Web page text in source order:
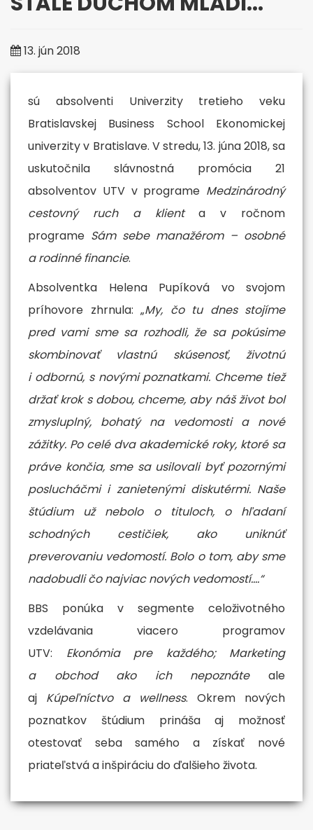
13. jún 2018
sú absolventi Univerzity tretieho veku
Bratislavskej Business School Ekonomickej
univerzity v Bratislave. V stredu, 13. júna 2018, sa
uskutočnila slávnostná promócia 21
absolventov UTV v programe Medzinárodný
cestovný ruch a klienta v ročnom
programe Sám sebe manažérom – osobné
a rodinné financie.
Absolventka Helena Pupíková vo svojom
príhovore zhrnula: „My, čo tu dnes stojíme
pred vami sme sa rozhodli, že sa pokúsime
skombinovať vlastnú skúsenosť, životnú
i odbornú, s novými poznatkami. Chceme tiež
držať krok s dobou, chceme, aby náš život bol
zmysluplný, bohatý na vedomosti a nové
zážitky. Po celé dva akademické roky, ktoré sa
práve končia, sme sa usilovali byť pozornými
poslucháčmi i zanietenými diskutérmi. Naše
štúdium už nebolo o tituloch, o hľadaní
schodných cestičiek, ako uniknúť
preverovaniu vedomostí. Bolo o tom, aby sme
nadobudli čo najviac nových vedomostí....“
BBS ponúka v segmente celoživotného
vzdelávania viacero programov
UTV: Ekonómia pre každého; Marketing
a obchod ako ich nepoznáte ale
aj Kúpeľníctvo a wellness. Okrem nových
poznatkov štúdium prináša aj možnosť
otestovať seba samého a získať nové
priateľstvá a inšpiráciu do ďalšieho života.